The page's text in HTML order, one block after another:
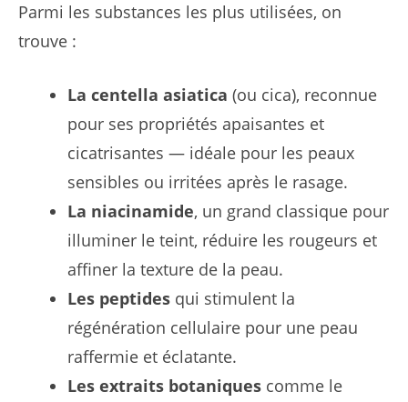
Parmi les substances les plus utilisées, on
trouve :
La centella asiatica (ou cica), reconnue
pour ses propriétés apaisantes et
cicatrisantes — idéale pour les peaux
sensibles ou irritées après le rasage.
La niacinamide, un grand classique pour
illuminer le teint, réduire les rougeurs et
affiner la texture de la peau.
Les peptides qui stimulent la
régénération cellulaire pour une peau
raffermie et éclatante.
Les extraits botaniques comme le